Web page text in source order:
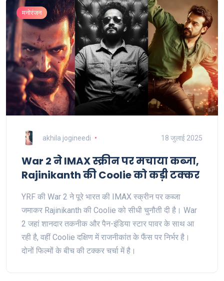
मनोरंजन
akhila jogineedi 18 जुलाई 2025
War 2 ने IMAX स्क्रीन पर मचाया कब्जा,
Rajinikanth की Coolie को कड़ी टक्कर
YRF की War 2 ने पूरे भारत की IMAX स्क्रीन पर कब्जा
जमाकर Rajinikanth की Coolie को सीधी चुनौती दी है। War
2 जहां शानदार तकनीक और पैन-इंडिया स्टार पावर के साथ आ
रही है, वहीं Coolie दक्षिण में राजनीकांत के फैंस पर निर्भर है।
दोनों फिल्मों के बीच की टक्कर चर्चा में है।